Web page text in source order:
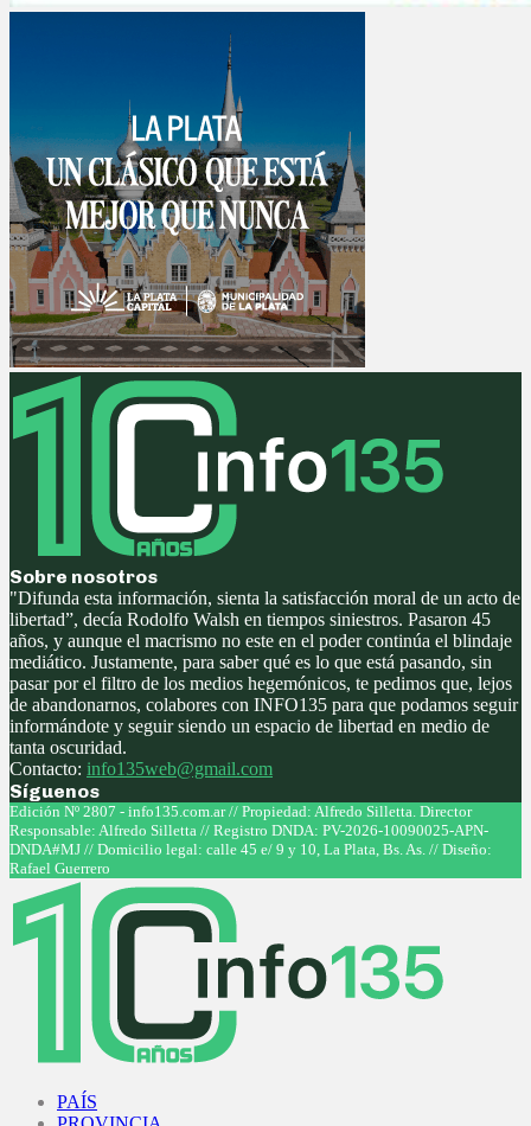
Sobre nosotros
"Difunda esta información, sienta la satisfacción moral de un acto de
libertad”, decía Rodolfo Walsh en tiempos siniestros. Pasaron 45
años, y aunque el macrismo no este en el poder continúa el blindaje
mediático. Justamente, para saber qué es lo que está pasando, sin
pasar por el filtro de los medios hegemónicos, te pedimos que, lejos
de abandonarnos, colabores con INFO135 para que podamos seguir
informándote y seguir siendo un espacio de libertad en medio de
tanta oscuridad.
Contacto: info135web@gmail.com
Síguenos
Facebook
Twitter
Instagram
Youtube
Edición Nº 2807 - info135.com.ar // Propiedad: Alfredo Silletta. Director
Responsable: Alfredo Silletta // Registro DNDA: PV-2026-10090025-APN-
DNDA#MJ // Domicilio legal: calle 45 e/ 9 y 10, La Plata, Bs. As. // Diseño:
Rafael Guerrero
PAÍS